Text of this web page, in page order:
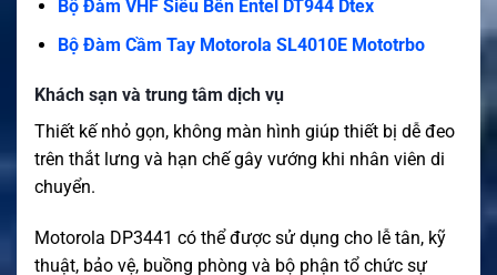
Bộ Đàm VHF Siêu Bền Entel DT944 Dtex
Bộ Đàm Cầm Tay Motorola SL4010E Mototrbo
Khách sạn và trung tâm dịch vụ
Thiết kế nhỏ gọn, không màn hình giúp thiết bị dễ đeo
trên thắt lưng và hạn chế gây vướng khi nhân viên di
chuyển.
Motorola DP3441 có thể được sử dụng cho lễ tân, kỹ
thuật, bảo vệ, buồng phòng và bộ phận tổ chức sự